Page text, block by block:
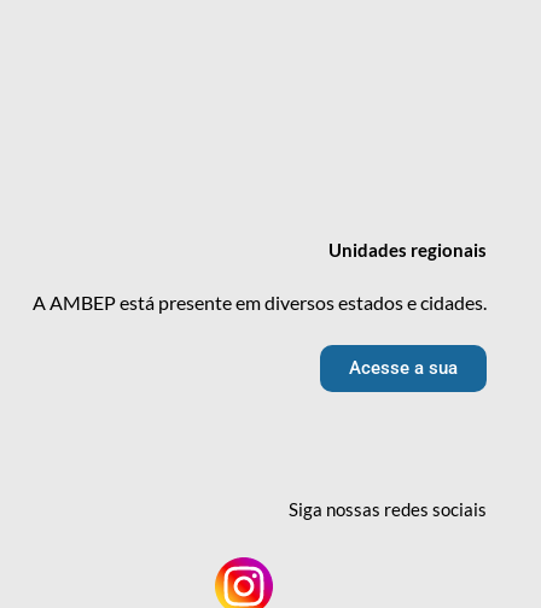
Unidades regionais
A AMBEP está presente em diversos estados e cidades.
Acesse a sua
Siga nossas redessociais